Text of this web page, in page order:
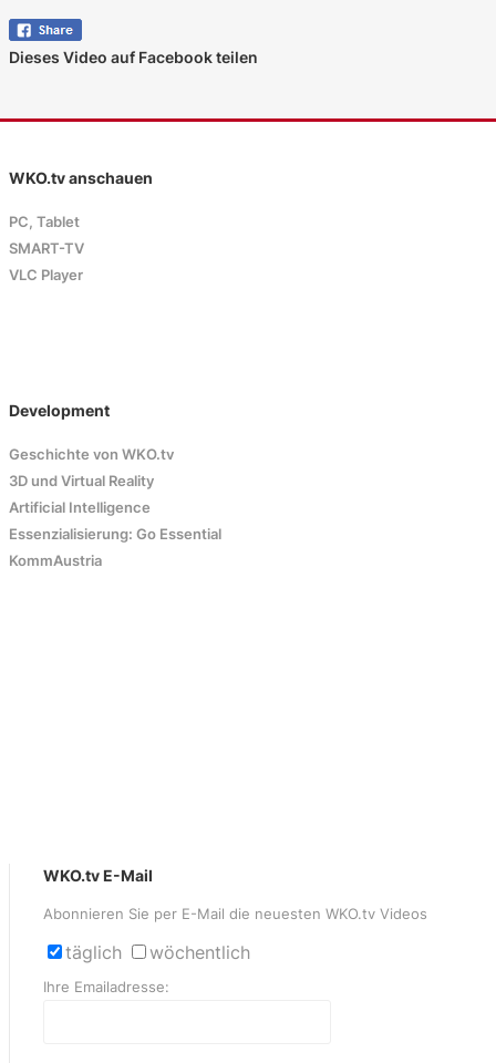
Dieses Video auf Facebook teilen
WKO.tv anschauen
PC, Tablet
SMART-TV
VLC Player
Development
Geschichte von WKO.tv
3D und Virtual Reality
Artificial Intelligence
Essenzialisierung: Go Essential
KommAustria
WKO.tv E-Mail
Abonnieren Sie per E-Mail die neuesten WKO.tv Videos
täglich wöchentlich
Ihre Emailadresse: